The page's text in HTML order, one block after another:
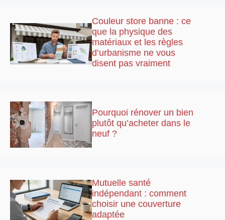
Couleur store banne : ce
que la physique des
matériaux et les règles
d’urbanisme ne vous
disent pas vraiment
Pourquoi rénover un bien
plutôt qu’acheter dans le
neuf ?
Mutuelle santé
indépendant : comment
choisir une couverture
adaptée